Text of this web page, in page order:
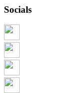
Socials